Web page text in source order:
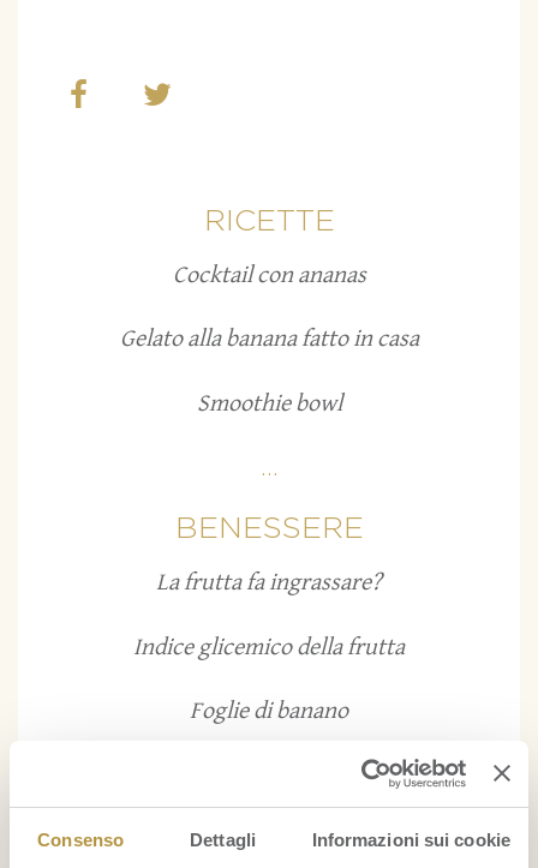
Consenso Dettagli Informazioni sui cookie
RICETTE
Cocktail con ananas
Gelato alla banana fatto in casa
Smoothie bowl
...
BENESSERE
La frutta fa ingrassare?
Indice glicemico della frutta
Foglie di banano
BELLEZZA